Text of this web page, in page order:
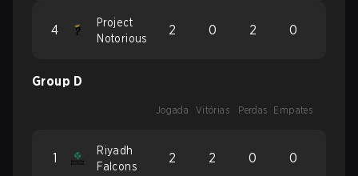
4
Project
Notorious
2 0 2 0
Group D
Jogada Vitórias Perdas Empates
1
Riyadh
Falcons
2 2 0 0